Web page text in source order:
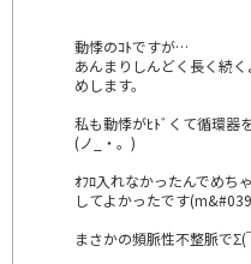
動悸のｺﾄですが…
あんまりしんどく長く続
めします。
私も動悸がﾋﾄﾞくて循環器
(ノ_・。)
ｵﾌﾛ入れなかったんでめち
してよかったです
まさかの頻脈性不整脈で